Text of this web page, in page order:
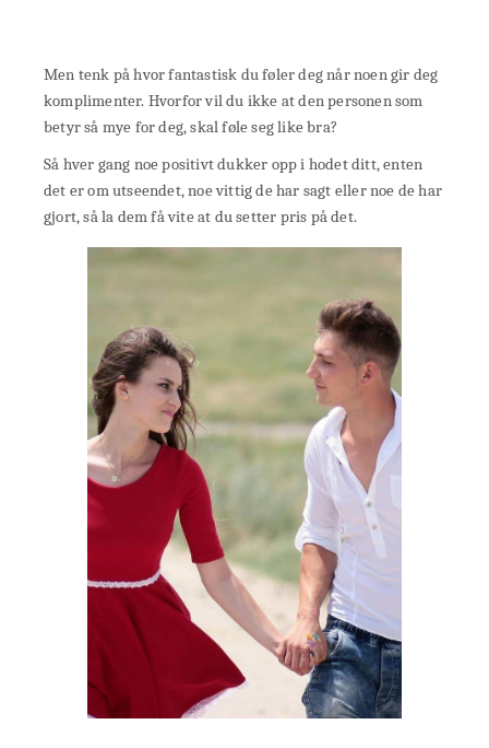
Men tenk på hvor fantastisk du føler deg når noen gir deg
komplimenter. Hvorfor vil du ikke at den personen som
betyr så mye for deg, skal føle seg like bra?
Så hver gang noe positivt dukker opp i hodet ditt, enten
det er om utseendet, noe vittig de har sagt eller noe de har
gjort, så la dem få vite at du setter pris på det.